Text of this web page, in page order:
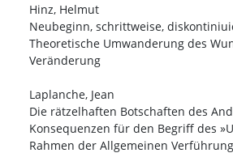
Hinz, Helmut
Neubeginn, schrittweise,
Theoretische Umwanderung des
Veränderung
Laplanche, Jean
Die rätzelhaften Botschaften des
Konsequenzen für den Begriff des
Rahmen der Allgemeinen